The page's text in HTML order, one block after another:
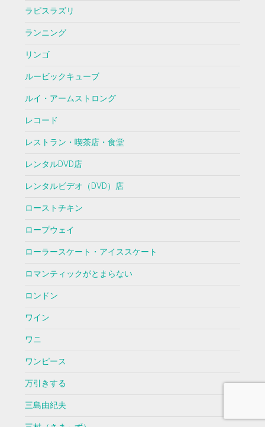
ラピスラズリ
ランニング
リンゴ
ルービックキューブ
ルイ・アームストロング
レコード
レストラン・喫茶店・食堂
レンタルDVD店
レンタルビデオ（DVD）店
ローストチキン
ロープウェイ
ローラースケート・アイススケート
ロマンティックがとまらない
ロンドン
ワイン
ワニ
ワンピース
万引きする
三島由紀夫